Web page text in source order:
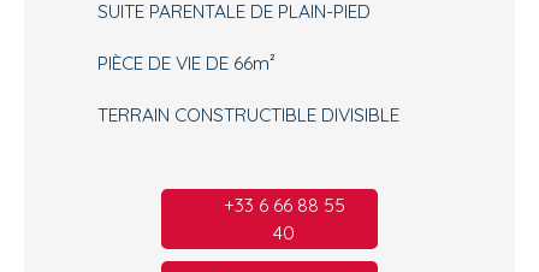
SUITE PARENTALE DE PLAIN-PIED
PIÈCE DE VIE DE 66m²
TERRAIN CONSTRUCTIBLE DIVISIBLE
+33 6 66 88 55
40